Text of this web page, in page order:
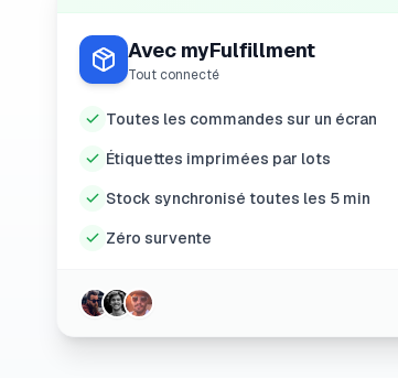
Avec myFulfillment
Tout connecté
Toutes les commandes sur un écran
Étiquettes imprimées par lots
Stock synchronisé toutes les 5 min
Zéro survente